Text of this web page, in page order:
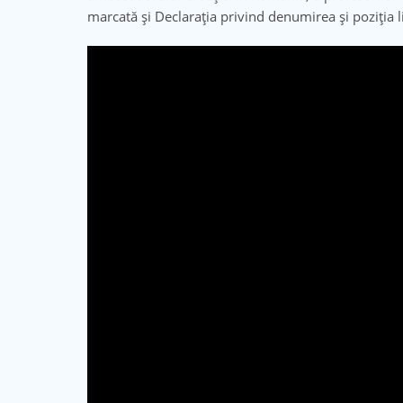
marcată și Declarația privind denumirea și poziția